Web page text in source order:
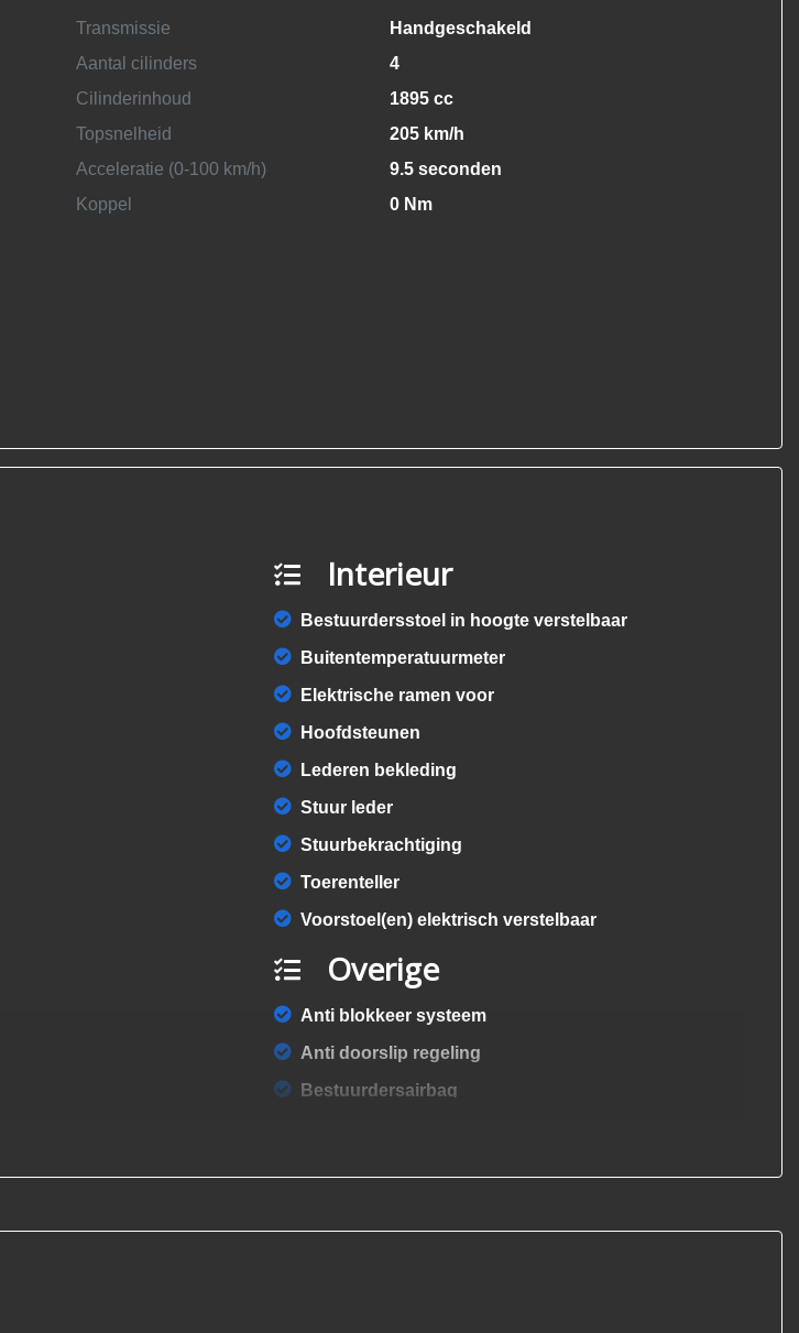
Transmissie
Handgeschakeld
Aantal cilinders
4
Cilinderinhoud
1895 cc
Topsnelheid
205 km/h
Acceleratie (0-100 km/h)
9.5 seconden
Koppel
0 Nm
Interieur
Bestuurdersstoel in hoogte verstelbaar
Buitentemperatuurmeter
Elektrische ramen voor
Hoofdsteunen
Lederen bekleding
Stuur leder
Stuurbekrachtiging
Toerenteller
Voorstoel(en) elektrisch verstelbaar
Overige
Anti blokkeer systeem
Anti doorslip regeling
Bestuurdersairbag